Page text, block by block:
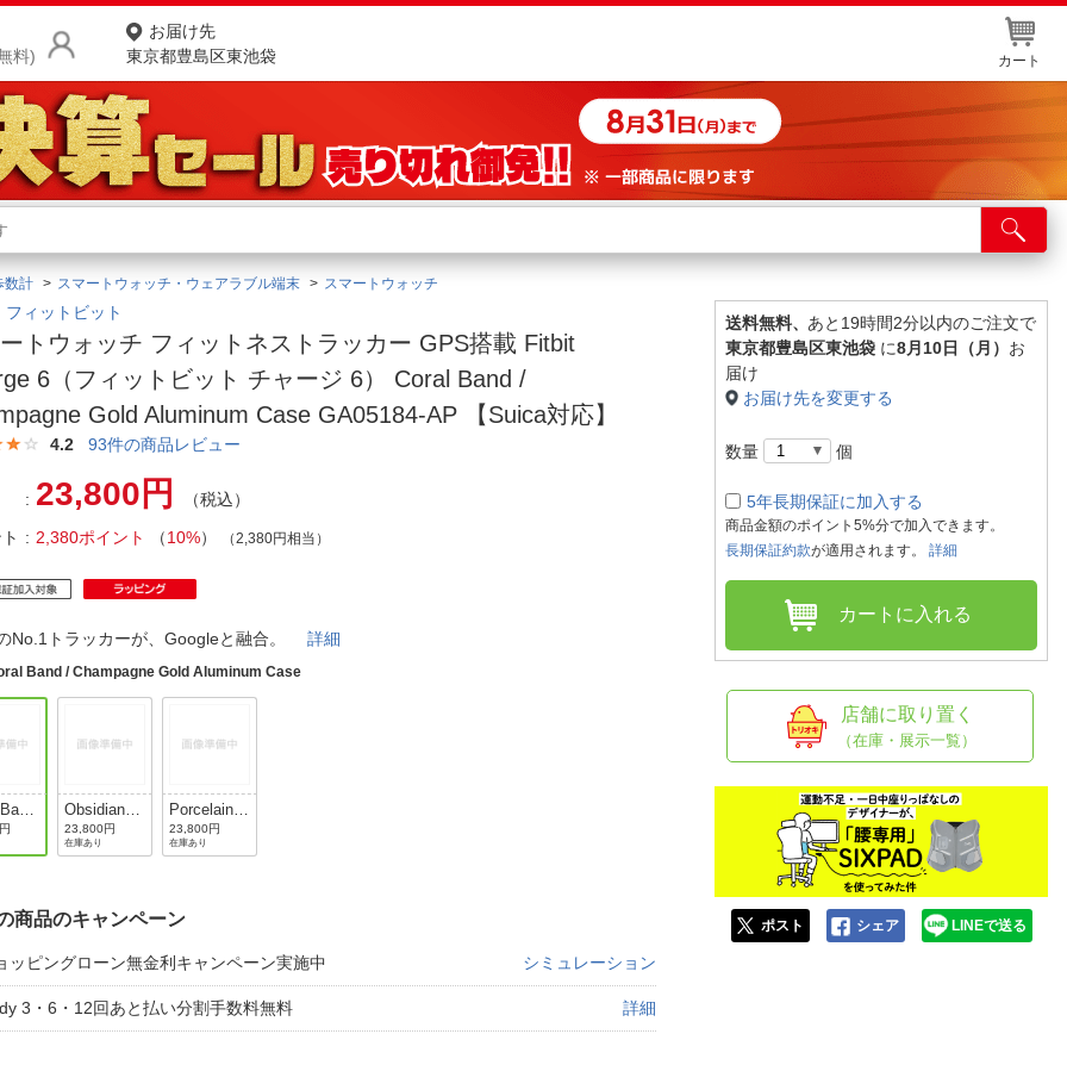
料)
お届け先
東京都豊島区東池袋
カート
商品をさがす
ランキングからさがす
カテゴリ一覧からさがす
お客様サポート
ご利用ガイド
よくある質問・お問合せ
ご利用規約
店舗サービス
ネット取り置き
店舗情報・店舗一覧
お取り寄せ品入荷状況照会
数計 スマートウォッチ・ウェアラブル端末 スマートウォッチ
フィットビット
トウォッチ フィットネストラッカー GPS搭載 Fitbit
6（フィットビット チャージ 6） Coral Band /
Gold Aluminum Case GA05184-AP 【Suica対応】
4.2 93件の商品レビュー
23,800円
（税込）
2,380ポイント （10%） （2,380円相当）
No.1トラッカーが、Googleと融合。詳細
Band / Champagne Gold Aluminum Case
Obsidian
Band /
Black
23,800円
在庫あり
Porcelain
Band /
Silver
23,800円
在庫あり
商品のキャンペーン
ッピングローン無金利キャンペーン実施中 シミュレーション
3・6・12回あと払い分割手数料無料 詳細
送料無料、 あと19時間2分以内のご注文で
東京都豊島区東池袋 に8月10日（月） お
届け
お届け先を変更する
数量 個
5年長期保証に加入する
商品金額のポイント5%分で加入できます。
長期保証約款が適用されます。 詳細
カートに入れる
店舗に取り置く
（在庫・展示一覧）
ポスト シェア LINEで送る